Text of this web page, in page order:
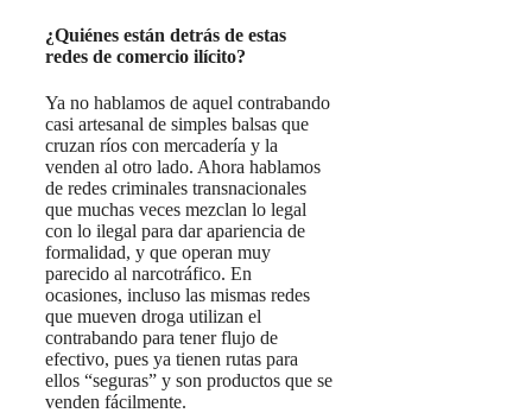
¿Quiénes están detrás de estas
redes de comercio ilícito?
Ya no hablamos de aquel contrabando
casi artesanal de simples balsas que
cruzan ríos con mercadería y la
venden al otro lado. Ahora hablamos
de redes criminales transnacionales
que muchas veces mezclan lo legal
con lo ilegal para dar apariencia de
formalidad, y que operan muy
parecido al narcotráfico. En
ocasiones, incluso las mismas redes
que mueven droga utilizan el
contrabando para tener flujo de
efectivo, pues ya tienen rutas para
ellos “seguras” y son productos que se
venden fácilmente.